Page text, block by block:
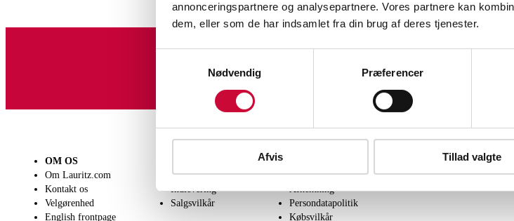
annonceringspartnere og analysepartnere. Vores partnere kan
dem, eller som de har indsamlet fra din brug af deres tjenester.
Nødvendig
Præferencer
Afvis Tillad valgte
Lignende varer
Tilmeld dig vores nyhedsbrev og modtag nyheder samt tilbud direkte
OM OS
Om Lauritz.com
Kontakt os
Velgørenhed
English frontpage
Få en vurdering
Indlevering
Salgsvilkår
Levering
Afhentning
Persondatapolitik
Købsvilkår